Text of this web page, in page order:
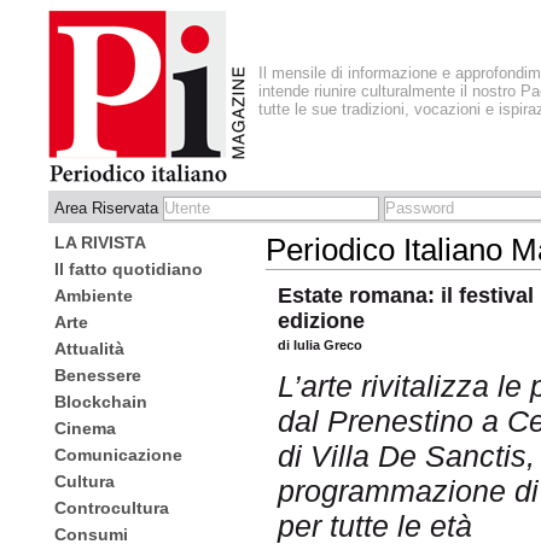
Il mensile di informazione e
intende riunire culturalmente il nostro
tutte le sue tradizioni, vocazioni e
Area Riservata
LA RIVISTA
Il fatto quotidiano
Ambiente
Arte
Attualità
Benessere
Blockchain
Cinema
Comunicazione
Cultura
Controcultura
Consumi
Periodico Italiano
Estate romana: il
edizione
di Iulia Greco
L’arte rivitalizza le
dal Prenestino a
di Villa De
programmazione
per tutte le età